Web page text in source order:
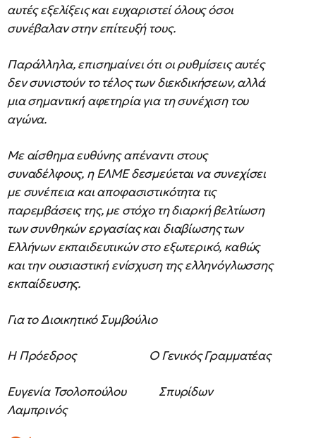
αυτές εξελίξεις και ευχαριστεί όλους όσοι
συνέβαλαν στην επίτευξή τους.
Παράλληλα, επισημαίνει ότι οι ρυθμίσεις αυτές
δεν συνιστούν το τέλος των διεκδικήσεων, αλλά
μια σημαντική αφετηρία για τη συνέχιση του
αγώνα.
Με αίσθημα ευθύνης απέναντι στους
συναδέλφους, η ΕΛΜΕ δεσμεύεται να συνεχίσει
με συνέπεια και αποφασιστικότητα τις
παρεμβάσεις της, με στόχο τη διαρκή βελτίωση
των συνθηκών εργασίας και διαβίωσης των
Ελλήνων εκπαιδευτικών στο εξωτερικό, καθώς
και την ουσιαστική ενίσχυση της ελληνόγλωσσης
εκπαίδευσης.
Για το Διοικητικό Συμβούλιο
Η Πρόεδρος Ο Γενικός Γραμματέας
Ευγενία Τσολοπούλου Σπυρίδων
Λαμπρινός